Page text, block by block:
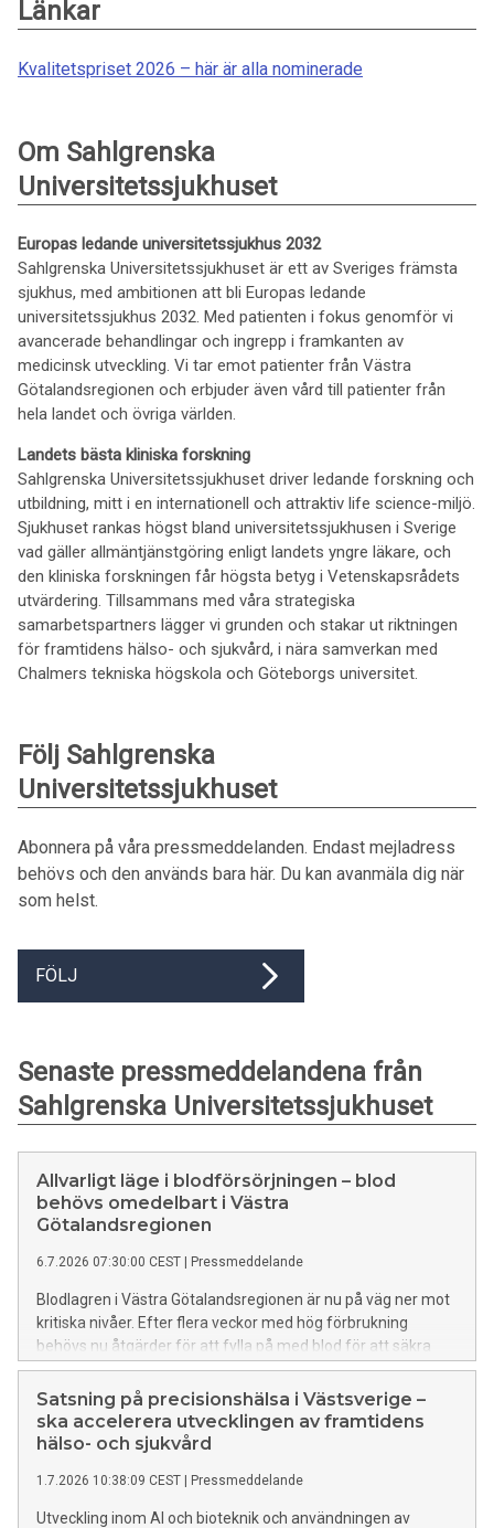
Länkar
Kvalitetspriset 2026 – här är alla nominerade
Om Sahlgrenska
Universitetssjukhuset
Europas ledande universitetssjukhus 2032
Sahlgrenska Universitetssjukhuset är ett av Sveriges främsta
sjukhus, med ambitionen att bli Europas ledande
universitetssjukhus 2032. Med patienten i fokus genomför vi
avancerade behandlingar och ingrepp i framkanten av
medicinsk utveckling. Vi tar emot patienter från Västra
Götalandsregionen och erbjuder även vård till patienter från
hela landet och övriga världen.
Landets bästa kliniska forskning
Sahlgrenska Universitetssjukhuset driver ledande forskning och
utbildning, mitt i en internationell och attraktiv life science-miljö.
Sjukhuset rankas högst bland universitetssjukhusen i Sverige
vad gäller allmäntjänstgöring enligt landets yngre läkare, och
den kliniska forskningen får högsta betyg i Vetenskapsrådets
utvärdering. Tillsammans med våra strategiska
samarbetspartners lägger vi grunden och stakar ut riktningen
för framtidens hälso- och sjukvård, i nära samverkan med
Chalmers tekniska högskola och Göteborgs universitet.
Följ Sahlgrenska
Universitetssjukhuset
Abonnera på våra pressmeddelanden. Endast mejladress
behövs och den används bara här. Du kan avanmäla dig när
som helst.
FÖLJ
Senaste pressmeddelandena från
Sahlgrenska Universitetssjukhuset
Allvarligt läge i blodförsörjningen – blod
behövs omedelbart i Västra
Götalandsregionen
6.7.2026 07:30:00 CEST Pressmeddelande
Blodlagren i Västra Götalandsregionen är nu på väg ner mot
kritiska nivåer. Efter flera veckor med hög förbrukning
behövs nu åtgärder för att fylla på med blod för att säkra
sjukvårdens behov under sommaren.
Satsning på precisionshälsa i Västsverige –
ska accelerera utvecklingen av framtidens
hälso- och sjukvård
1.7.2026 10:38:09 CEST Pressmeddelande
Utveckling inom AI och bioteknik och användningen av